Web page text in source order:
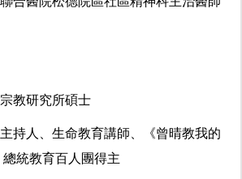
教研究所碩士
持人、生命教育講師、《曾晴教我的
統教育百人團得主